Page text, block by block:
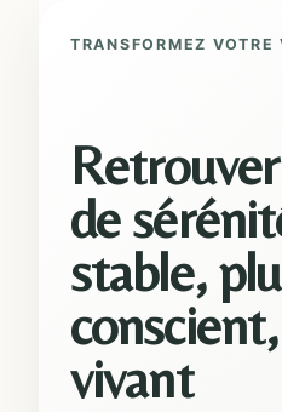
TRANSFORMEZ VOTRE
de
stable,
vivant